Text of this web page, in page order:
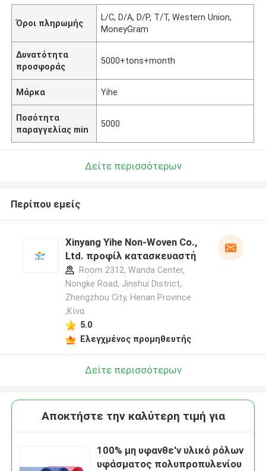
Όροι πληρωμής
L/C, D/A, D/P, T/T, Western Union,
MoneyGram
Δυνατότητα
προσφοράς
5000+tons+month
Μάρκα Yihe
Ποσότητα
παραγγελίας min
5000
Δείτε περισσότερων
Περίπου εμείς
Xinyang Yihe Non-Woven Co.,
Ltd. προφίλ κατασκευαστή
Room 2312, Wanda Center,
Nongke Road, Jinshui District,
Zhengzhou City, Henan Province
,Κίνα
5.0
Ελεγχμένος προμηθευτής
Δείτε περισσότερων
Αποκτήστε την καλύτερη τιμή για
100% μη υφανθε'ν υλικό ρόλων
υφάσματος πολυπροπυλενίου